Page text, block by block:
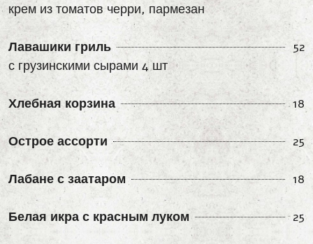
крем из томатов черри, пармезан
Лавашики гриль
52
с грузинскими сырами 4 шт
Хлебная корзина 18
Острое ассорти 25
Лабане с заатаром 18
Белая икра с красным луком 25